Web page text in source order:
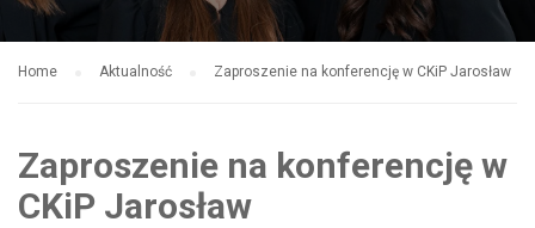
Home Aktualność Zaproszenie na konferencję w CKiP Jarosław
Zaproszenie na konferencję w
CKiP Jarosław